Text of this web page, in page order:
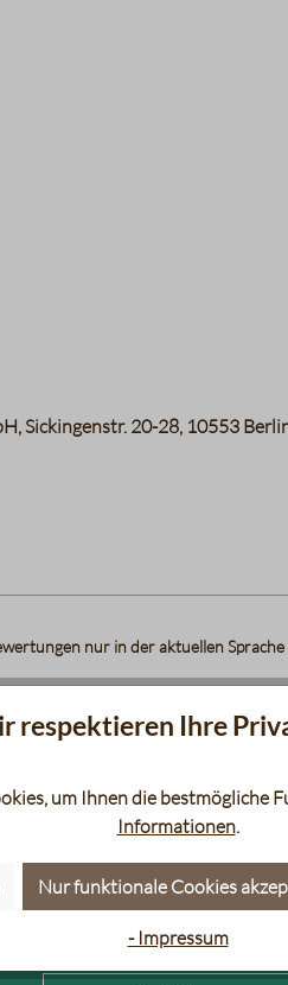
Sickingenstr. 20-28, 10553
nur in der aktuellen Sprache
respektieren Ihre
um Ihnen die bestmögliche
Informationen.
Nur funktionale Cookies
- Impressum